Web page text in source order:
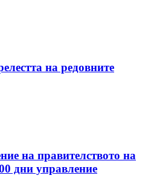
на редовните
на правителството на
дни управление